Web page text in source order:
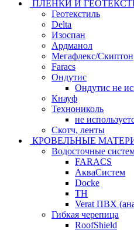
ПЛЕНКИ И
Геотекстиль
Delta
Изоспан
Ардманол
Мегафлекс/Скиптон
Faracs
Ондутис
Ондутис не
Кнауф
Технониколь
не
Скотч, ленты
КРОВЕЛЬНЫЕ
Водосточные
FARACS
АкваСистем
Docke
ТН
Verat ПВХ
Гибкая черепица
RoofShield